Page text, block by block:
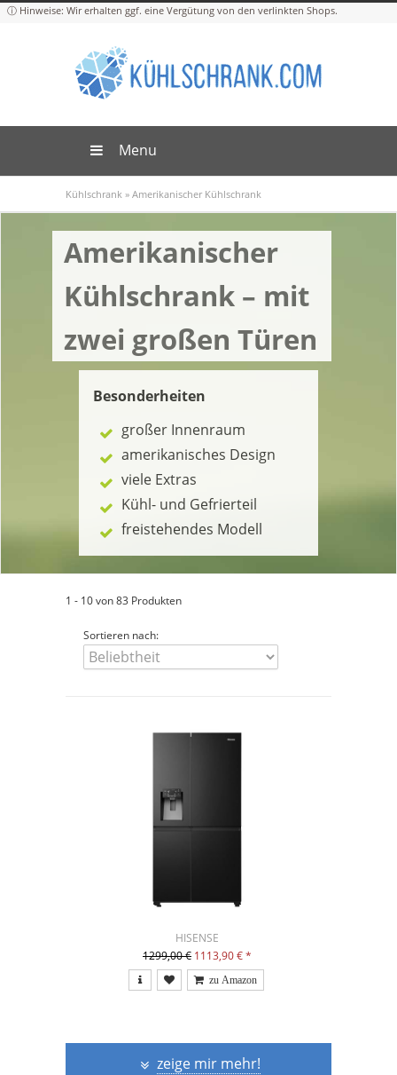
Menu
Kühlschrank » Amerikanischer Kühlschrank
Amerikanischer
Kühlschrank – mit
zwei großen Türen
Besonderheiten
großer Innenraum
amerikanisches Design
viele Extras
Kühl- und Gefrierteil
freistehendes Modell
1 - 10 von 83 Produkten
Sortieren nach:
HISENSE
1299,00 € 1113,90 €*
zeige mir mehr!